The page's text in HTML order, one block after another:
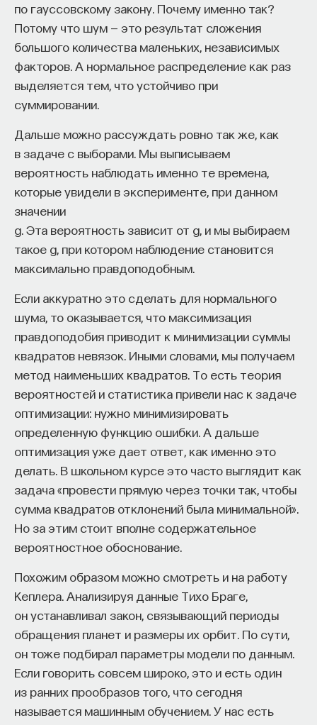
по гауссовскому закону. Почему именно так?
Потому что шум — это результат сложения
большого количества маленьких, независимых
факторов. А нормальное распределение как раз
выделяется тем, что устойчиво при
суммировании.
Дальше можно рассуждать ровно так же, как
в задаче с выборами. Мы выписываем
вероятность наблюдать именно те времена,
которые увидели в эксперименте, при данном
значении
g. Эта вероятность зависит от g, и мы выбираем
такое g, при котором наблюдение становится
максимально правдоподобным.
Если аккуратно это сделать для нормального
шума, то оказывается, что максимизация
правдоподобия приводит к минимизации суммы
квадратов невязок. Иными словами, мы получаем
метод наименьших квадратов. То есть теория
вероятностей и статистика привели нас к задаче
оптимизации: нужно минимизировать
определенную функцию ошибки. А дальше
оптимизация уже дает ответ, как именно это
делать. В школьном курсе это часто выглядит как
задача «провести прямую через точки так, чтобы
сумма квадратов отклонений была минимальной».
Но за этим стоит вполне содержательное
вероятностное обоснование.
Похожим образом можно смотреть и на работу
Кеплера. Анализируя данные Тихо Браге,
он устанавливал закон, связывающий периоды
обращения планет и размеры их орбит. По сути,
он тоже подбирал параметры модели по данным.
Если говорить совсем широко, это и есть один
из ранних прообразов того, что сегодня
называется машинным обучением. У нас есть